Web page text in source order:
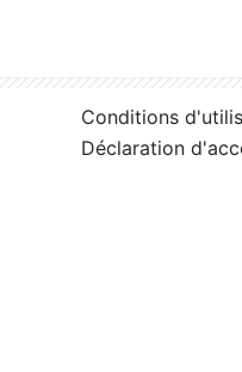
Conditions
Déclaration